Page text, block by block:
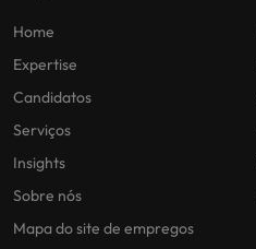
Home
Expertise
Candidatos
Serviços
Insights
Sobre nós
Mapa do site de empregos